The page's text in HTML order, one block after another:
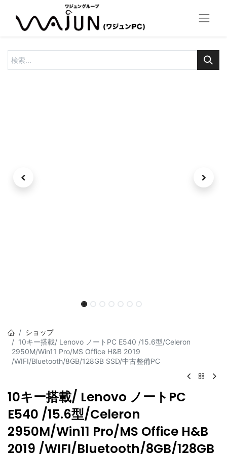
ショップ
10キー搭載/ Lenovo ノートPC E540 /15.6型/Celeron
2950M/Win11 Pro/MS Office H&B 2019
/WIFI/Bluetooth/8GB/128GB SSD/中古整備PC
10キー搭載/ Lenovo ノートPC
E540 /15.6型/Celeron
2950M/Win11 Pro/MS Office H&B
2019 /WIFI/Bluetooth/8GB/128GB